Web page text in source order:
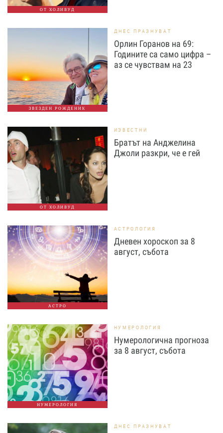
ОТ ХОЛИВУД
ЗВЕЗДЕН РОЖДЕНИК
ДНЕС ПРАЗНУВАТ
Орлин Горанов на 69:
Годините са само цифра –
аз се чувствам на 23
ОТ ХОЛИВУД
ИЗВЕСТНИ
Братът на Анджелина
Джоли разкри, че е гей
АСТРО
АСТРОЛОГИЯ
Дневен хороскоп за 8
август, събота
НУМЕРОЛОГИЯ
НУМЕРОЛОГИЯ
Нумерологична прогноза
за 8 август, събота
ДНЕС ПРАЗНУВАТ